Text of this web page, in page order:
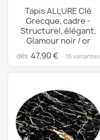
Tapis ALLURE Clé
Grecque, cadre -
Structurel, élégant,
Glamour noir / or
dès 47,90 € · 15 variantes